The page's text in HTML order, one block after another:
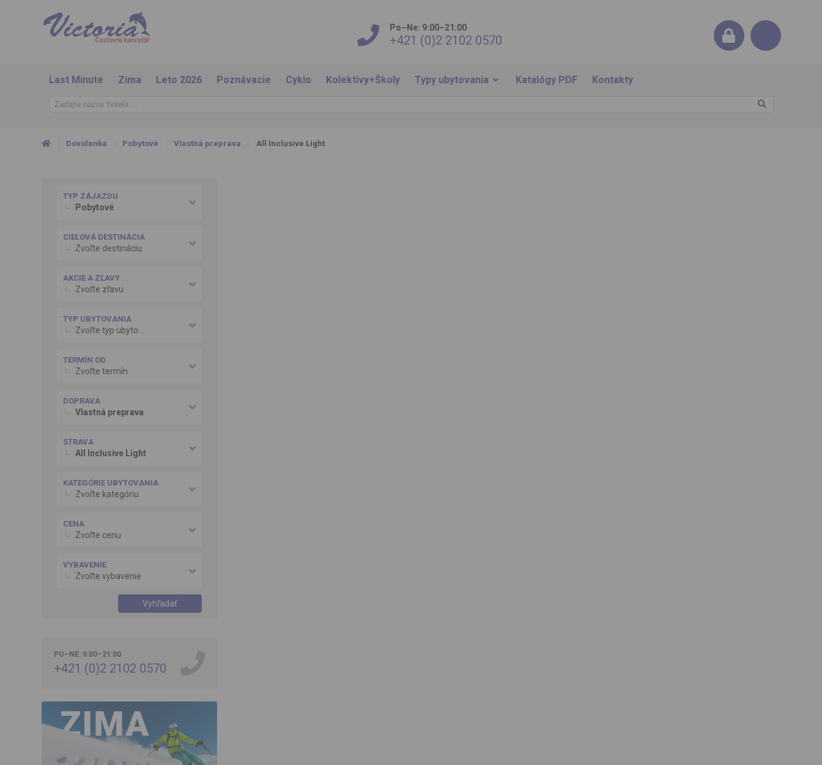
Po–Ne: 9:00–21:00
+421 (0)2 2102 0570
Last Minute Zima Leto 2026 Poznávacie Cyklo Kolektivy+Školy Typy ubytovania Katalógy PDF Kontakty
Dovolenka Pobytové Vlastná preprava All Inclusive Light
TYP ZÁJAZDU
Pobytové
CIEĽOVÁ DESTINÁCIA
Zvoľte destináciu
AKCIE A ZĽAVY
Zvoľte zľavu
TYP UBYTOVANIA
Zvoľte typ ubytovania
TERMÍN OD
Zvoľte termín
DOPRAVA
Vlastná preprava
STRAVA
All Inclusive Light
KATEGÓRIE UBYTOVANIA
Zvoľte kategóriu
CENA
Zvoľte cenu
VYBAVENIE
Zvoľte vybavenie
Vyhľadať
PO–NE: 9:00–21:00
+421 (0)2 2102 0570